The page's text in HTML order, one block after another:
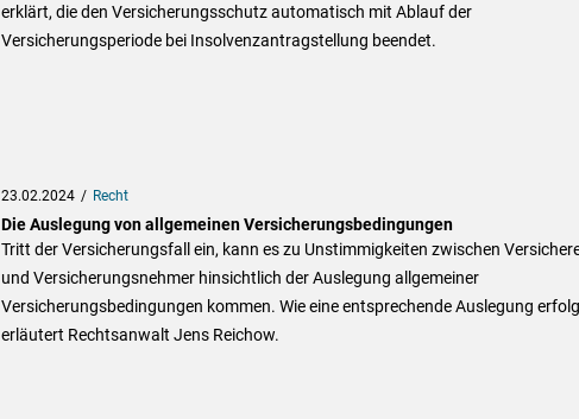
erklärt, die den Versicherungsschutz automatisch mit Ablauf der
Versicherungsperiode bei Insolvenzantragstellung beendet.
23.02.2024 Recht
Die Auslegung von allgemeinen Versicherungsbedingungen
Tritt der Versicherungsfall ein, kann es zu Unstimmigkeiten zwischen
und Versicherungsnehmer hinsichtlich der Auslegung allgemeiner
Versicherungsbedingungen kommen. Wie eine entsprechende Auslegung
erläutert Rechtsanwalt Jens Reichow.